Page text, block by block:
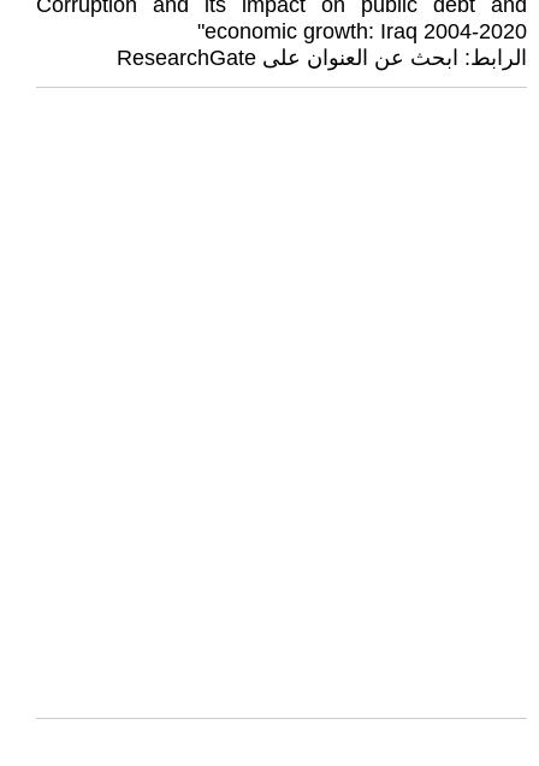
Corruption and its impact on public debt and
economic growth: Iraq 2004-2020"
الرابط: ابحث عن العنوان على ResearchGate